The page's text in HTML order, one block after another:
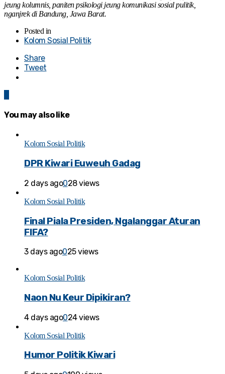
jeung kolumnis, paniten psikologi jeung komunikasi sosial pulitik,
nganjrek di Bandung, Jawa Barat.
Posted in
Kolom Sosial Politik
Share
Tweet
You may also like
Kolom Sosial Politik
DPR Kiwari Euweuh Gadag
2 days ago028 views
Kolom Sosial Politik
Final Piala Presiden, Ngalanggar Aturan
FIFA?
3 days ago025 views
Kolom Sosial Politik
Naon Nu Keur Dipikiran?
4 days ago024 views
Kolom Sosial Politik
Humor Politik Kiwari